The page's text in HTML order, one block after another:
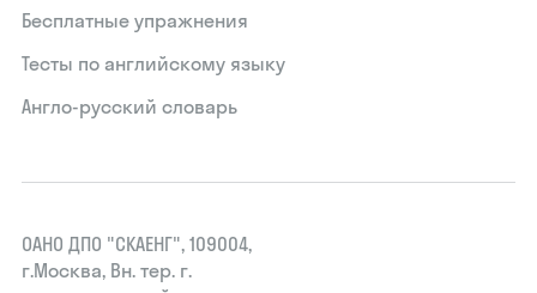
Бесплатные упражнения
Тесты по английскому языку
Англо-русский словарь
ОАНО ДПО "СКАЕНГ", 109004,
г.Москва, Вн. тер. г.